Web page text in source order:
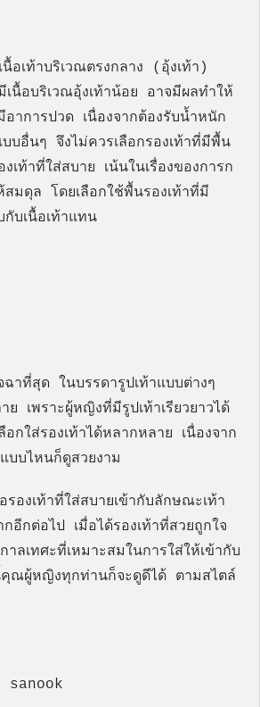
อเท้าบริเวณตรงกลาง (อุ้งเท้า)
นื้อบริเวณอุ้งเท้าน้อย อาจมีผลทำให้
อาการปวด เนื่องจากต้องรับน้ำหนัก
บอื่นๆ จึงไม่ควรเลือกรองเท้าที่มีพื้น
เท้าที่ใส่สบาย เน้นในเรื่องของการก
สมดุล โดยเลือกใช้พื้นรองเท้าที่มี
บเนื้อเท้าแทน
ฉาที่สุด ในบรรดารูปเท้าแบบต่างๆ
เพราะผู้หญิงที่มีรูปเท้าเรียวยาวได้
กใส่รองเท้าได้หลากหลาย เนื่องจาก
บบไหนก็ดูสวยงาม
ท้าที่ใส่สบายเข้ากับลักษณะเท้า
กอีกต่อไป เมื่อได้รองเท้าที่สวยถูกใจ
ลเทศะที่เหมาะสมในการใส่ให้เข้ากับ
คุณผู้หญิงทุกท่านก็จะดูดีได้ ตามสไตล์
sanook